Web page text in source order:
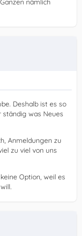
Deshalb ist es so
was Neues
Anmeldungen zu
zu viel von uns
Option, weil es